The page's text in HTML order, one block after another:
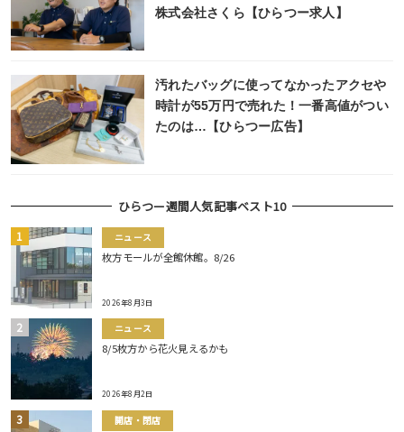
株式会社さくら【ひらつー求人】
汚れたバッグに使ってなかったアクセや
時計が55万円で売れた！一番高値がつい
たのは…【ひらつー広告】
ひらつー週間人気記事ベスト10
ニュース
枚方モールが全館休館。8/26
2026年8月3日
ニュース
8/5枚方から花火見えるかも
2026年8月2日
開店・閉店